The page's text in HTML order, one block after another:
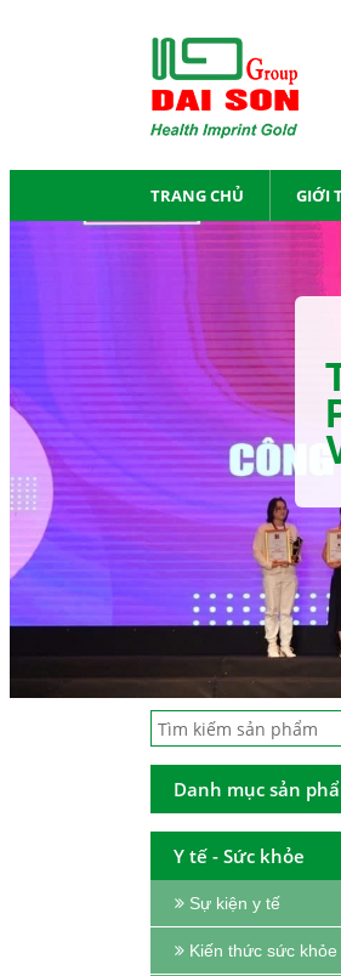
TRANG CHỦ GIỚI
Danh mục sản
Y tế - Sức khỏe
Sự kiện y tế
Kiến thức sức khỏe